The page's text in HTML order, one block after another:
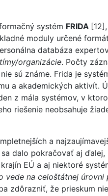
systém FRIDA [12],
moduly určené
databáza
organizácie. Počty
sú známe. Frida je
a akademických aktivít.
z mála systémov, v
riešenie neobsahuje
a
dalo pokračovať aj
EÚ a aj niektoré
vede na celoštátnej úrovni
zdôrazniť, že prieskum